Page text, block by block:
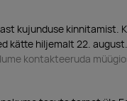
kujunduse kinnitamist.
kätte hiljemalt 22. august.
kontakteeruda